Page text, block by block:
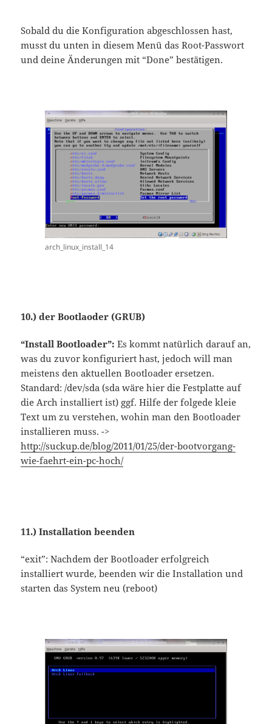
Sobald du die Konfiguration abgeschlossen hast,
musst du unten in diesem Menü das Root-Passwort
und deine Änderungen mit “Done” bestätigen.
arch_linux_install_14
10.) der Bootlaoder (GRUB)
“Install Bootloader”: Es kommt natürlich darauf an,
was du zuvor konfiguriert hast, jedoch will man
meistens den aktuellen Bootloader ersetzen.
Standard: /dev/sda (sda wäre hier die Festplatte auf
die Arch installiert ist) ggf. Hilfe der folgede kleie
Text um zu verstehen, wohin man den Bootloader
installieren muss. ->
http://suckup.de/blog/2011/01/25/der-bootvorgang-
wie-faehrt-ein-pc-hoch/
11.) Installation beenden
“exit”: Nachdem der Bootloader erfolgreich
installiert wurde, beenden wir die Installation und
starten das System neu (reboot)